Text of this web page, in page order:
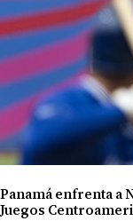
Panamá enfrenta a
Juegos